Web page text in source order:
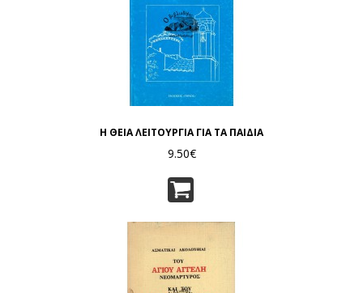
Η ΘΕΙΑ ΛΕΙΤΟΥΡΓΙΑ ΓΙΑ ΤΑ ΠΑΙΔΙΑ
9.50€